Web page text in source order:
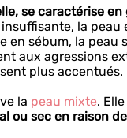
se caractérise
la
en sébum, la
aux agressions
plus accentués.
la peau mixte.
ou sec en raison